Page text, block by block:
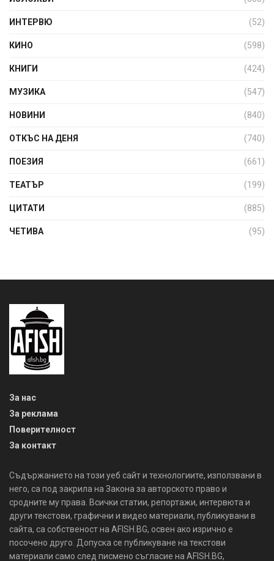
ИНТЕРВЮ (52)
КИНО (598)
КНИГИ (424)
МУЗИКА (547)
НОВИНИ (840)
ОТКЪС НА ДЕНЯ (740)
ПОЕЗИЯ (661)
ТЕАТЪР (199)
ЦИТАТИ (885)
ЧЕТИВА (95)
За нас
За реклама
Поверителност
За контакт
Съдържанието на този уеб сайт и технологиите, използвани в
него, са под закрила на Закона за авторското право и
сродните му права. Всички статии, репортажи, интервюта и
други текстови, графични и видео материали, публикувани в
сайта, са собственост на AFISH.BG, освен ако изрично е
посочено друго. Допуска се публикуване на текстови
материали само след писмено съгласие на AFISH.BG,